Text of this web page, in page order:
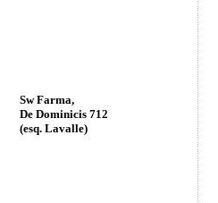
Sw Farma,
De Dominicis 712
(esq. Lavalle)